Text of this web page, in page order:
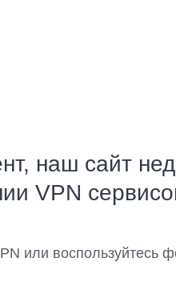
наш сайт
VPN
или воспользуйтесь